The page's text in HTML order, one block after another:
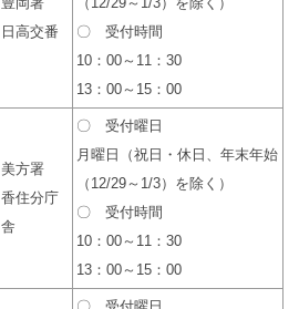
日高交番
〇 受付時間
10：00～11：30
13：00～15：00
美方署
香住分庁
舎
〇 受付曜日
月曜日（祝日・休日、年末年始
（12/29～1/3）を除く）
〇 受付時間
10：00～11：30
13：00～15：00